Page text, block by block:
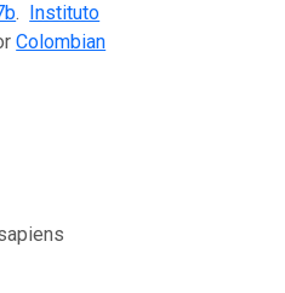
.
Instituto
Colombian